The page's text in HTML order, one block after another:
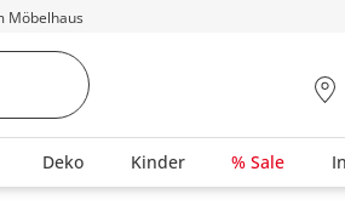
Möbelhaus
Deko Kinder % Sale